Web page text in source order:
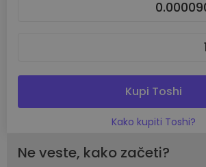
Kupi Toshi
Kako kupiti Toshi?
Ne veste, kako začeti?